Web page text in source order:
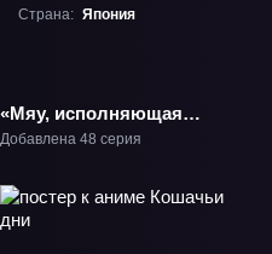
Страна: Япония
«Мяу, исполняющая
мечты» ТВ-1
Добавлена 48 серия